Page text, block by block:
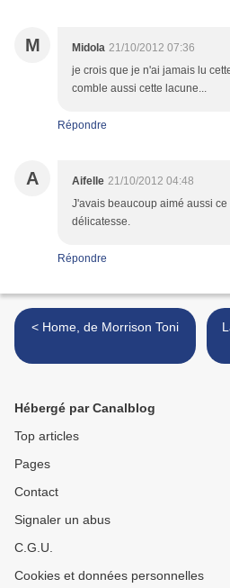
M Midola 21/10/2012 07:36
je crois que je n'ai jamais lu
comble aussi cette lacune...
Répondre
A Aifelle 21/10/2012 04:48
J'avais beaucoup aimé aussi
délicatesse.
Répondre
< Home, de Morrison Toni
Hébergé par Canalblog
Top articles
Pages
Contact
Signaler un abus
C.G.U.
Cookies et données personnelles